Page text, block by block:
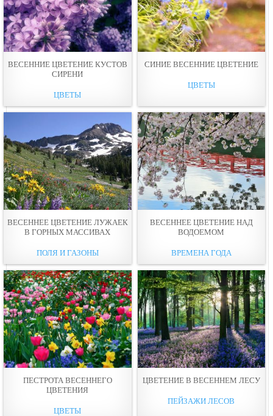
ВЕСЕННИЕ ЦВЕТЕНИЕ КУСТОВ
СИРЕНИ
ЦВЕТЫ
СИНИЕ ВЕСЕННИЕ ЦВЕТЕНИЕ
ЦВЕТЫ
ВЕСЕННЕЕ ЦВЕТЕНИЕ ЛУЖАЕК
В ГОРНЫХ МАССИВАХ
ПОЛЯ И ГАЗОНЫ
ВЕСЕННЕЕ ЦВЕТЕНИЕ НАД
ВОДОЕМОМ
ВРЕМЕНА ГОДА
ПЕСТРОТА ВЕСЕННЕГО
ЦВЕТЕНИЯ
ЦВЕТЫ
ЦВЕТЕНИЕ В ВЕСЕННЕМ ЛЕСУ
ПЕЙЗАЖИ ЛЕСОВ